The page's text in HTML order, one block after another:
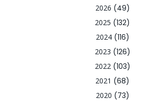
2026 (49)
2025 (132)
2024(116)
2023 (126)
2022(103)
2021 (68)
2020 (73)